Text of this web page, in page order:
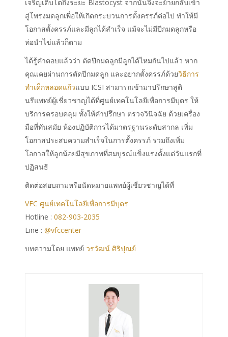
เจริญเติบโตถึงระยะ Blastocyst จากนั้นจึงจะย้ายกลับเข้า
สู่โพรงมดลูกเพื่อให้เกิดกระบวนการตั้งครรภ์ต่อไป ทำให้มี
โอกาสตั้งครรภ์และมีลูกได้สำเร็จ แม้จะไม่มีปีกมดลูกหรือ
ท่อนำไข่แล้วก็ตาม
ได้รู้คำตอบแล้วว่า ตัดปีกมดลูกมีลูกได้ไหมกันไปแล้ว หาก
คุณเคยผ่านการตัดปีกมดลูก และอยากตั้งครรภ์ด้วยวิธีการ
ทำเด็กหลอดแก้วแบบ ICSI สามารถเข้ามาปรึกษาสูติ
นรีแพทย์ผู้เชี่ยวชาญได้ที่ศูนย์เทคโนโลยีเพื่อการมีบุตร ให้
บริการครอบคลุม ทั้งให้คำปรึกษา ตรวจวินิจฉัย ด้วยเครื่อง
มือที่ทันสมัย ห้องปฏิบัติการได้มาตรฐานระดับสากล เพิ่ม
โอกาสประสบความสำเร็จในการตั้งครรภ์ รวมถึงเพิ่ม
โอกาสให้ลูกน้อยมีสุขภาพที่สมบูรณ์แข็งแรงตั้งแต่วันแรกที่
ปฏิสนธิ
ติดต่อสอบถามหรือนัดหมายแพทย์ผู้เชี่ยวชาญได้ที่
VFC ศูนย์เทคโนโลยีเพื่อการมีบุตร
Hotline : 082-903-2035
Line : @vfccenter
บทความโดย แพทย์ วรวัฒน์ ศิริปุณย์